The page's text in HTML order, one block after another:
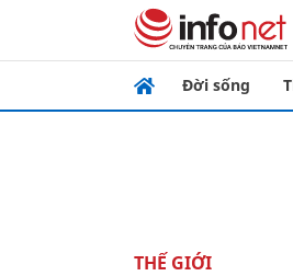
Đời sống
THẾ GIỚI